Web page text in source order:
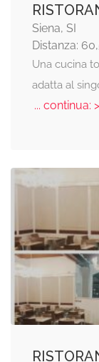
Siena, SI
Distanza:
Una cucina
adatta al
... continua: >